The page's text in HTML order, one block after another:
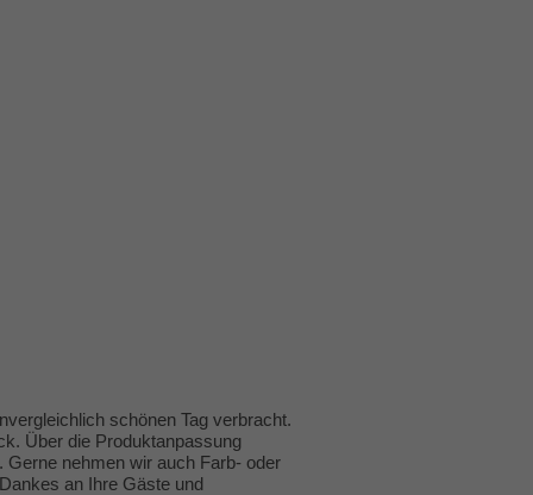
schönen Tag verbracht.
Über die Produktanpassung
nehmen wir auch Farb- oder
an Ihre Gäste und